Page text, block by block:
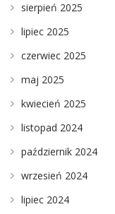
sierpień 2025
lipiec 2025
czerwiec 2025
maj 2025
kwiecień 2025
listopad 2024
październik 2024
wrzesień 2024
lipiec 2024